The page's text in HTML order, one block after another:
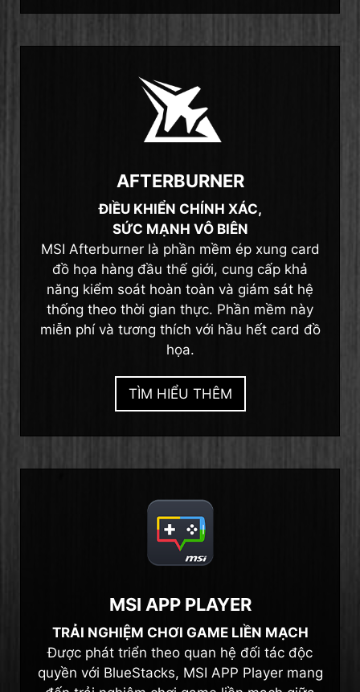
AFTERBURNER
ĐIỀU KHIỂN CHÍNH XÁC,
SỨC MẠNH VÔ BIÊN
MSI Afterburner là phần mềm ép xung card
đồ họa hàng đầu thế giới, cung cấp khả
năng kiểm soát hoàn toàn và giám sát hệ
thống theo thời gian thực. Phần mềm này
miễn phí và tương thích với hầu hết card đồ
họa.
TÌM HIỂU THÊM
MSI APP PLAYER
TRẢI NGHIỆM CHƠI GAME LIỀN MẠCH
Được phát triển theo quan hệ đối tác độc
quyền với BlueStacks, MSI APP Player mang